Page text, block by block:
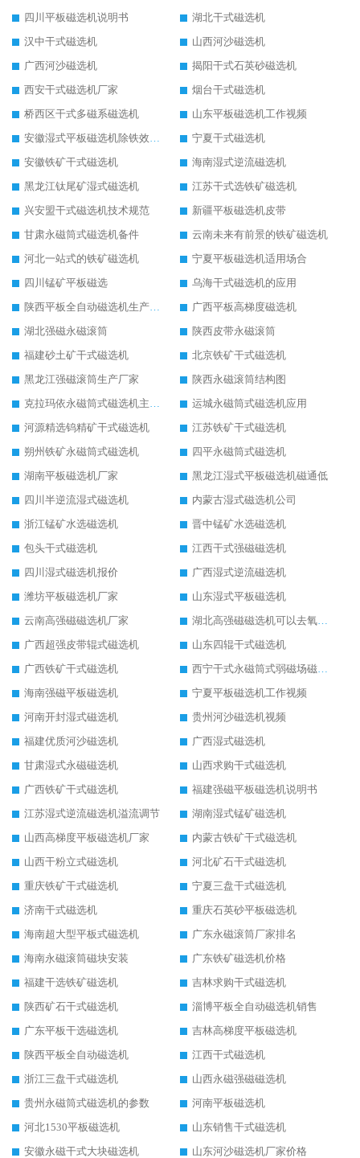
四川平板磁选机说明书
湖北干式磁选机
汉中干式磁选机
山西河沙磁选机
广西河沙磁选机
揭阳干式石英砂磁选机
西安干式磁选机厂家
烟台干式磁选机
桥西区干式多磁系磁选机
山东平板磁选机工作视频
宁夏干式磁选机
安徽铁矿干式磁选机
海南湿式逆流磁选机
黑龙江钛尾矿湿式磁选机
江苏干式选铁矿磁选机
兴安盟干式磁选机技术规范
新疆平板磁选机皮带
甘肃永磁筒式磁选机备件
云南未来有前景的铁矿磁选机
河北一站式的铁矿磁选机
宁夏平板磁选机适用场合
四川锰矿平板磁选
乌海干式磁选机的应用
广西平板高梯度磁选机
湖北强磁永磁滚筒
陕西皮带永磁滚筒
福建砂土矿干式磁选机
北京铁矿干式磁选机
黑龙江强磁滚筒生产厂家
陕西永磁滚筒结构图
运城永磁筒式磁选机应用
河源精选钨精矿干式磁选机
江苏铁矿干式磁选机
朔州铁矿永磁筒式磁选机
四平永磁筒式磁选机
湖南平板磁选机厂家
黑龙江湿式平板磁选机磁通低
四川半逆流湿式磁选机
内蒙古湿式磁选机公司
浙江锰矿水选磁选机
晋中锰矿水选磁选机
包头干式磁选机
江西干式强磁磁选机
四川湿式磁选机报价
广西湿式逆流磁选机
潍坊平板磁选机厂家
山东湿式平板磁选机
云南高强磁磁选机厂家
广西超强皮带辊式磁选机
山东四辊干式磁选机
广西铁矿干式磁选机
海南强磁平板磁选机
宁夏平板磁选机工作视频
河南开封湿式磁选机
贵州河沙磁选机视频
福建优质河沙磁选机
广西湿式磁选机
甘肃湿式永磁磁选机
山西求购干式磁选机
广西铁矿干式磁选机
福建强磁平板磁选机说明书
江苏湿式逆流磁选机溢流调节
湖南湿式锰矿磁选机
山西高梯度平板磁选机厂家
内蒙古铁矿干式磁选机
山西干粉立式磁选机
河北矿石干式磁选机
重庆铁矿干式磁选机
宁夏三盘干式磁选机
济南干式磁选机
重庆石英砂平板磁选机
海南超大型平板式磁选机
广东永磁滚筒厂家排名
海南永磁滚筒磁块安装
广东铁矿磁选机价格
福建干选铁矿磁选机
吉林求购干式磁选机
陕西矿石干式磁选机
淄博平板全自动磁选机销售
广东平板干选磁选机
吉林高梯度平板磁选机
陕西平板全自动磁选机
江西干式磁选机
浙江三盘干式磁选机
山西永磁强磁磁选机
贵州永磁筒式磁选机的参数
河南平板磁选机
河北1530平板磁选机
山东销售干式磁选机
安徽永磁干式大块磁选机
山东河沙磁选机厂家价格